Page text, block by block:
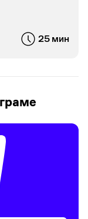
25 мин